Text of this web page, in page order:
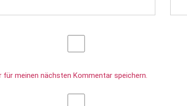
meinen nächsten Kommentar speichern.